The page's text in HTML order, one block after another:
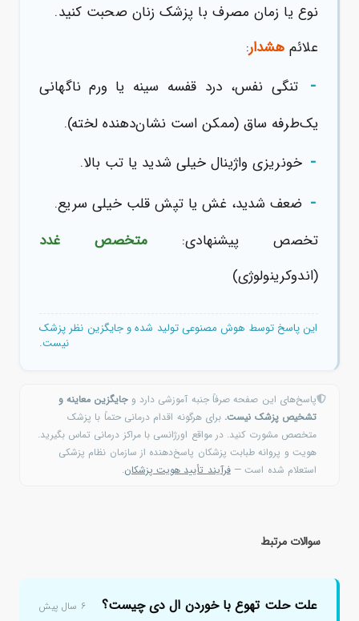
نوع یا زمان مصرف با پزشک زنان صحبت کنید.
علائم هشدار:
- تنگی نفس، درد قفسه سینه یا ورم ناگهانی
یک‌طرفه ساق (ممکن است نشان‌دهنده لخته).
- خونریزی واژینال خیلی شدید یا تب بالا.
- ضعف شدید، غش یا تپش قلب خیلی سریع.
تخصص پیشنهادی: متخصص غدد
(اندوکرینولوژی)
این پاسخ توسط هوش مصنوعی تولید شده و جایگزین نظر پزشک
نیست.
پاسخ‌های این صفحه صرفاً جنبه آموزشی دارد وجایگزین معاینه و
تشخیص پزشک نیست. برای هرگونه اقدام درمانی حتماً با پزشک
متخصص مشورت کنید. در مواقع اورژانسی با مراکز درمانی تماس بگیرید.
هویت و پروانه طبابت پزشکان پاسخ‌دهنده از سازمان نظام پزشکی
استعلام شده است —فرآیند تأیید هویت پزشکان.
سوالات مرتبط
علت حلت تهوع با خوردن ال دی چیست؟ ۶ سال پیش